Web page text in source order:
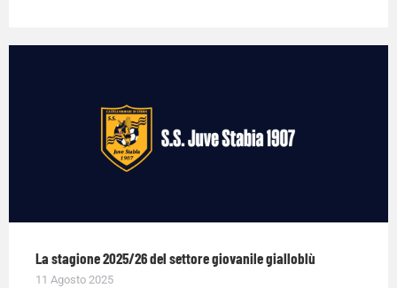
La stagione 2025/26 del settore giovanile gialloblù
11 Agosto 2025